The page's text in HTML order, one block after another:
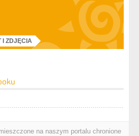
I ZDJĘCIA
na naszym portalu chronione